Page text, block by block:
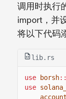
调用时执行
import，并
将以下代码
lib.rs
use borsh::
use